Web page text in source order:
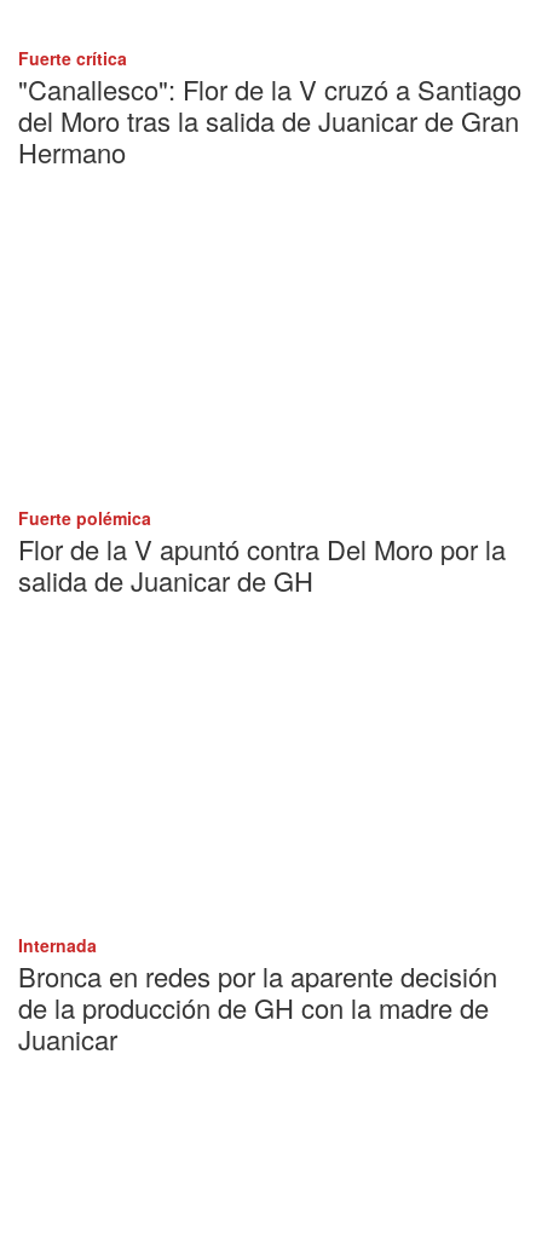
Fuerte crítica
"Canallesco": Flor de la V cruzó a Santiago
del Moro tras la salida de Juanicar de Gran
Hermano
Fuerte polémica
Flor de la V apuntó contra Del Moro por la
salida de Juanicar de GH
Internada
Bronca en redes por la aparente decisión
de la producción de GH con la madre de
Juanicar